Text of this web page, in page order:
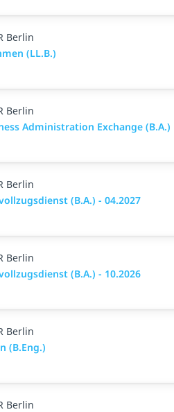
Berlin
(LL.B.)
Berlin
Administration Exchange (B.A.)
Berlin
(B.A.) - 04.2027
Berlin
(B.A.) - 10.2026
Berlin
(B.Eng.)
Berlin